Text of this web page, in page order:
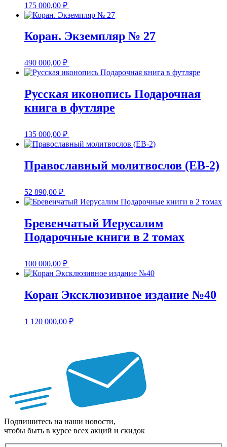
175 000,00 ₽
Коран. Экземпляр № 27
490 000,00 ₽
Русская иконопись Подарочная
книга в футляре
135 000,00 ₽
Православный молитвослов (EB-2)
52 890,00 ₽
Бревенчатый Иерусалим
Подарочные книги в 2 томах
100 000,00 ₽
Коран Эксклюзивное издание №40
1 120 000,00 ₽
Подпишитесь на наши новости,
чтобы быть в курсе всех акций и скидок